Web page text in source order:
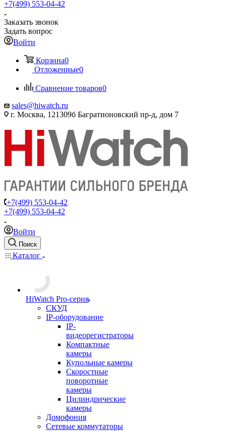
+7(499) 553-04-42
Заказать звонок
Задать вопрос
Войти
Корзина0
Отложенные0
Сравнение товаров0
sales@hiwatch.ru
г. Москва, 121309б Багратионовский пр-д, дом 7
+7(499) 553-04-42
+7(499) 553-04-42
Войти
Поиск
Каталог
HiWatch Pro-серия
CКУД
IP-оборудование
IP-
видеорегистраторы
Компактные
камеры
Купольные камеры
Скоростные
поворотные
камеры
Цилиндрические
камеры
Домофония
Сетевые коммутаторы